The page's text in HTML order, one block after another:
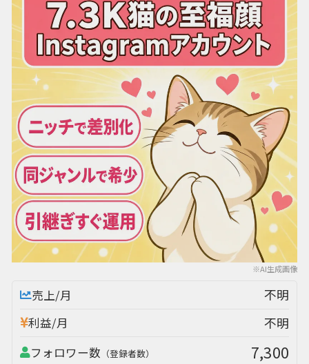
※AI生成画像
売上/月 不明
利益/月 不明
フォロワー数 （登録者数） 7,300